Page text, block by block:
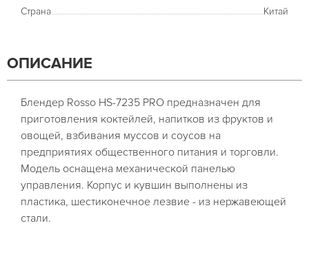
Страна
Китай
ОПИСАНИЕ
Блендер​ Rosso HS-7235 PRO предназначен для
приготовления коктейлей, напитков из фруктов и
овощей, взбивания муссов и соусов на
предприятиях общественного питания и торговли.
Модель оснащена механической панелью
управления. Корпус и кувшин выполнены из
пластика, шестиконечное лезвие - из нержавеющей
стали.